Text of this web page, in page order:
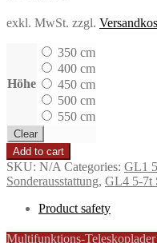
exkl. MwSt. zzgl.
Höhe
350 cm
400 cm
450 cm
500 cm
550 cm
Clear
Add to cart
SKU: N/A Categories: GL1
Sonderausstattung, GL4 5-7t
Product safety
Multifunktions-Teleskoplader